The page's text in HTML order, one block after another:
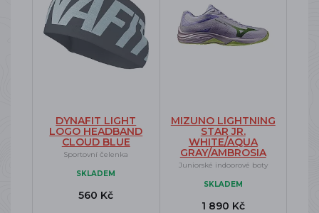
DYNAFIT LIGHT
LOGO HEADBAND
CLOUD BLUE
Sportovní čelenka
SKLADEM
560 Kč
MIZUNO LIGHTNING
STAR JR.
WHITE/AQUA
GRAY/AMBROSIA
Juniorské indoorové boty
SKLADEM
1 890 Kč